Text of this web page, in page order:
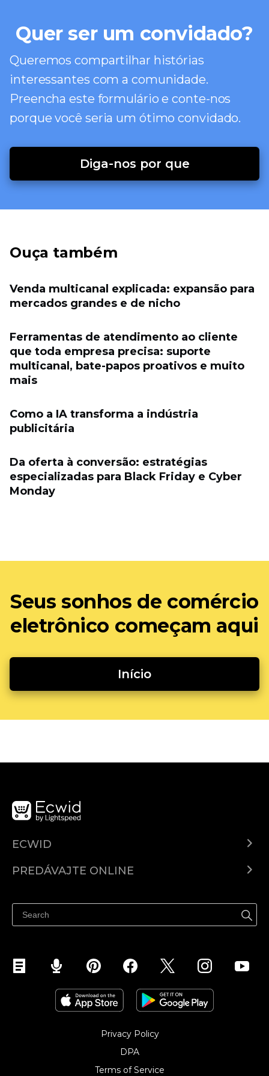
Quer ser um convidado?
Queremos compartilhar histórias
interessantes com a comunidade.
Preencha este formulário e conte-nos
porque você seria um ótimo convidado.
Diga-nos por que
Ouça também
Venda multicanal explicada: expansão para
mercados grandes e de nicho
Ferramentas de atendimento ao cliente
que toda empresa precisa: suporte
multicanal, bate-papos proativos e muito
mais
Como a IA transforma a indústria
publicitária
Da oferta à conversão: estratégias
especializadas para Black Friday e Cyber ​​
Monday
Seus sonhos de comércio
eletrônico começam aqui
Início
ECWID
Cenník
PREDÁVAJTE ONLINE
Predávajte na Facebook
Predávať na Instagram
Privacy Policy
DPA
Terms of Service